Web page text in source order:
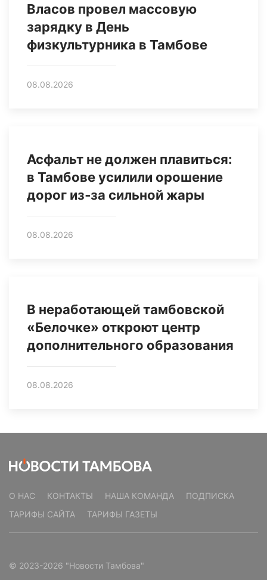
Власов провел массовую
зарядку в День
физкультурника в Тамбове
08.08.2026
Асфальт не должен плавиться:
в Тамбове усилили орошение
дорог из‑за сильной жары
08.08.2026
В неработающей тамбовской
«Белочке» откроют центр
дополнительного образования
08.08.2026
О НАС КОНТАКТЫ НАША КОМАНДА
ПОДПИСКА
ТАРИФЫ САЙТА
ТАРИФЫ ГАЗЕТЫ
© 2023-2026 "Новости Тамбова"